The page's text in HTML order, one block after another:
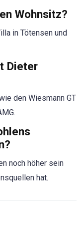
Wohnsitz?
in Tötensen und
Dieter
den Wiesmann GT
noch höher sein
hat.